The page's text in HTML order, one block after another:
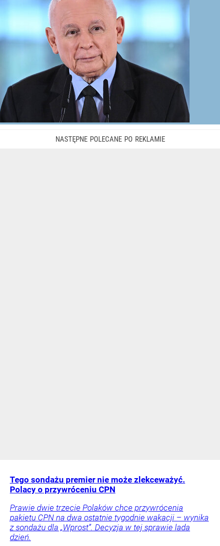
Tego sondażu premier nie może zlekceważyć.
Polacy o przywróceniu CPN
Prawie dwie trzecie Polaków chce przywrócenia
pakietu CPN na dwa ostatnie tygodnie wakacji – wynika
z sondażu dla „Wprost”. Decyzja w tej sprawie lada
dzień.